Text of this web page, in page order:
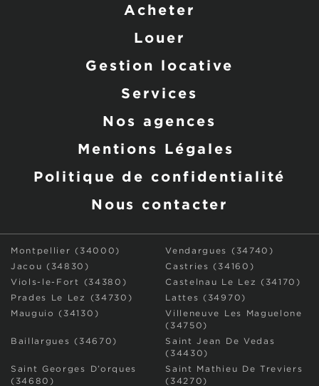
Acheter
Louer
Gestion locative
Services
Nos agences
Mentions Légales
Politique de confidentialité
Nous contacter
Montpellier (34000)
Vendargues (34740)
Jacou (34830)
Castries (34160)
Viols-le-Fort (34380)
Castelnau Le Lez (34170)
Prades Le Lez (34730)
Lattes (34970)
Mauguio (34130)
Villeneuve Les Maguelone
(34750)
Baillargues (34670)
Saint Jean De Vedas
(34430)
Saint Georges D’orques
(34680)
Saint Mathieu De Treviers
(34270)